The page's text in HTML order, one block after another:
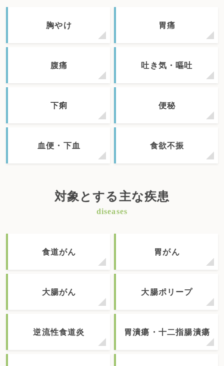
胸やけ 胃痛
腹痛 吐き気・嘔吐
下痢 便秘
血便・下血 食欲不振
対象とする主な疾患
diseases
食道がん 胃がん
大腸がん 大腸ポリープ
逆流性食道炎 胃潰瘍・十二指腸潰瘍